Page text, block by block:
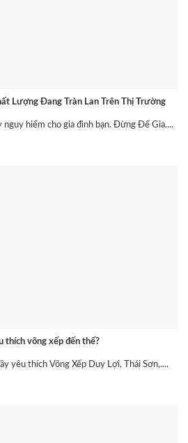
Lượng Đang Tràn Lan Trên Thị Trường
nguy hiểm cho gia đình bạn. Đừng Để Gia....
thích võng xếp đến thế?
yêu thích Võng Xếp Duy Lợi, Thái Sơn,....